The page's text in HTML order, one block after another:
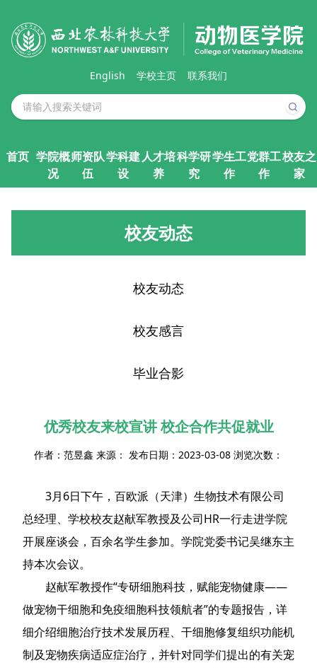
English 学校主页 联系我们
首页 学院概
况
师资队
伍
学科建
设
人才培
养
科学研
究
学生工
作
党群工
作
校友之
家
校友动态
校友动态
校友感言
毕业合影
优秀校友来校宣讲 校企合作共促就业
作者：范昱鑫 来源： 发布日期：2023-03-08 浏览次数：
3月6日下午，百欧派（天津）生物技术有限公司
总经理、学校校友赵献军教授及公司HR一行走进学院
开展座谈会，百余名学生参加。学院党委书记吴继东主
持本次会议。
赵献军教授作“专研细胞科技，赋能宠物健康——
做宠物干细胞和免疫细胞科技领航者”的专题报告，详
细介绍细胞治疗技术发展历程、干细胞修复组织功能机
制及宠物疾病适应症治疗，并针对同学们提出的有关宠